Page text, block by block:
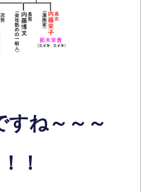
すね～～～
！